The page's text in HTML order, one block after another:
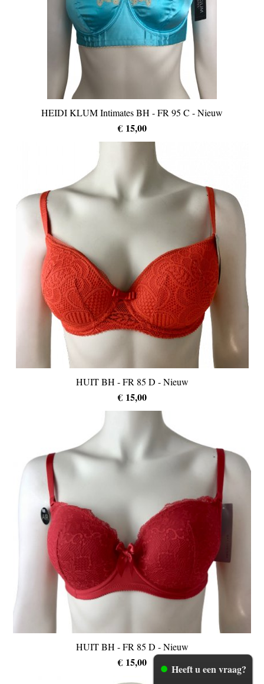
HEIDI KLUM Intimates BH - FR 95 C - Nieuw
€ 15,00
HUIT BH - FR 85 D - Nieuw
€ 15,00
HUIT BH - FR 85 D - Nieuw
€ 15,00
Heeft u een vraag?